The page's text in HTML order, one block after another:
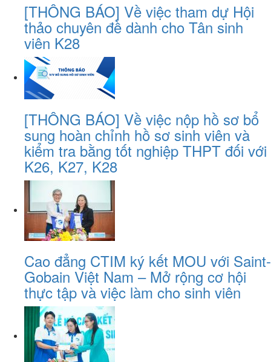
[THÔNG BÁO] Về việc tham dự Hội
thảo chuyên đề dành cho Tân sinh
viên K28
[THÔNG BÁO] Về việc nộp hồ sơ bổ
sung hoàn chỉnh hồ sơ sinh viên và
kiểm tra bằng tốt nghiệp THPT đối với
K26, K27, K28
Cao đẳng CTIM ký kết MOU với Saint-
Gobain Việt Nam – Mở rộng cơ hội
thực tập và việc làm cho sinh viên